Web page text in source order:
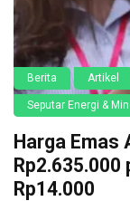
Berita Artikel
Seputar Energi &
Harga Emas
Rp2.635.000
Rp14.000